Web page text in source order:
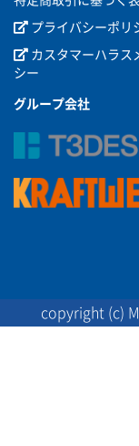
プライバシーポリ
カスタマーハラス
シー
グループ会社
copyright (c)